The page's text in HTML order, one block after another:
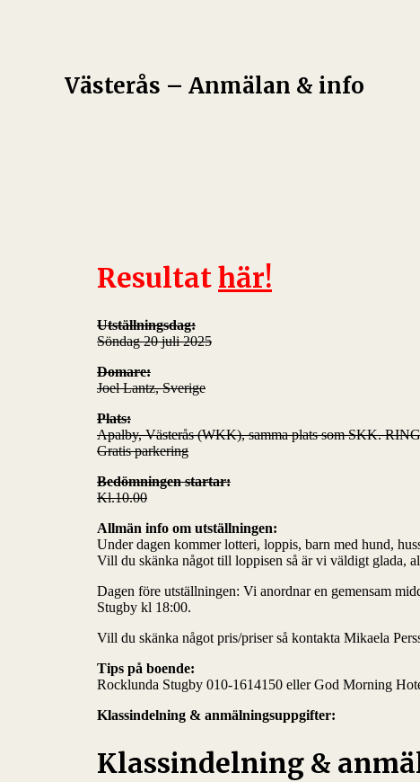
Västerås – Anmälan & info
Resultathär!
Utställningsdag:
Söndag 20 juli 2025
Domare:
Joel Lantz, Sverige
Plats:
Apalby, Västerås (WKK), samma plats som SKK.
Gratis parkering
Bedömningen startar:
Kl.10.00
Allmän info om utställningen:
Under dagen kommer lotteri, loppis, barn med hund,
Vill du skänka något till loppisen så är vi väldigt glada,
Dagen före utställningen: Vi anordnar en gemensam
Stugby kl 18:00.
Vill du skänka något pris/priser så kontakta Mikaela
Tips på boende:
Rocklunda Stugby 010-1614150 eller God Morning
Klassindelning & anmälningsuppgifter:
Klassindelning &